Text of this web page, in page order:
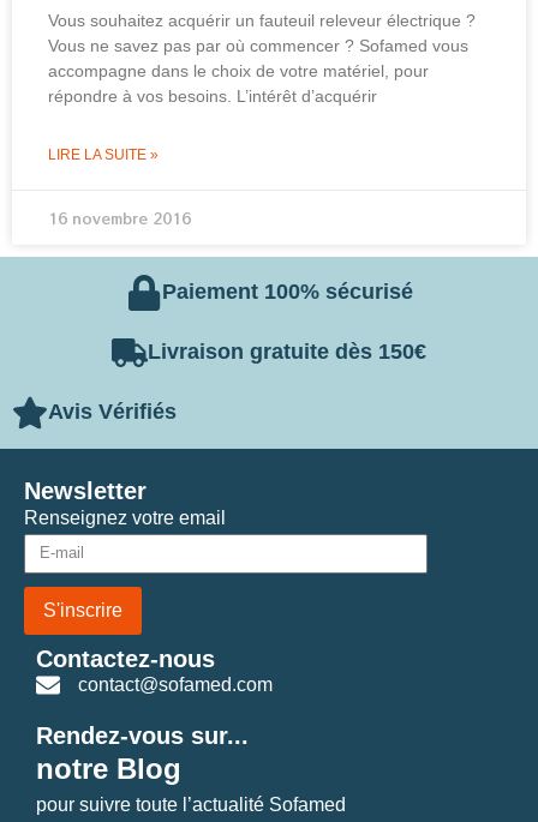
Vous souhaitez acquérir un fauteuil releveur électrique ?
Vous ne savez pas par où commencer ? Sofamed vous
accompagne dans le choix de votre matériel, pour
répondre à vos besoins. L’intérêt d’acquérir
LIRE LA SUITE »
16 novembre 2016
Paiement 100% sécurisé
Livraison gratuite dès 150€
Avis Vérifiés
Renseignez votre email
S'inscrire
Newsletter
Contactez-nous
contact@sofamed.com
Rendez-vous sur...
notre Blog
pour suivre toute l’actualité Sofamed